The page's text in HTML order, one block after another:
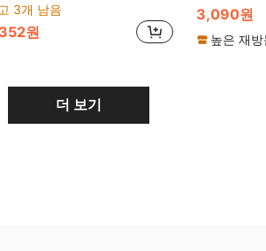
3개 남음
원
3,090원
높은 재방
더 보기